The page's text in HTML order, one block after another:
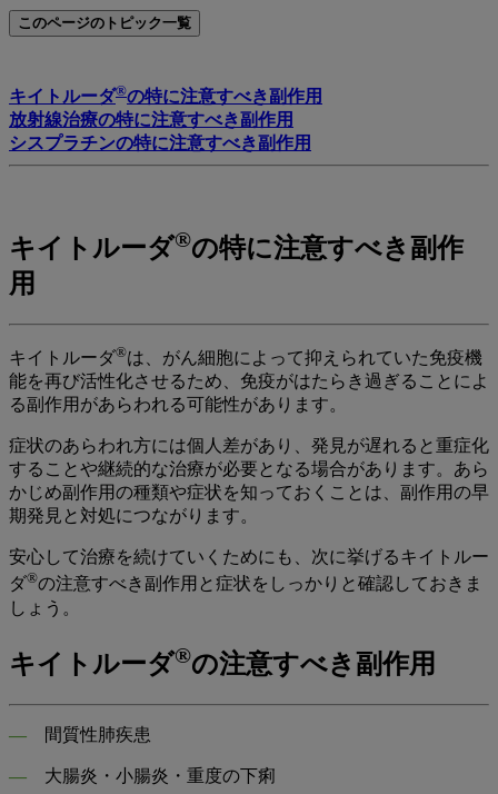
このページのトピック一覧
キイトルーダ®の特に注意すべき副作用
放射線治療の特に注意すべき副作用
シスプラチンの特に注意すべき副作用
キイトルーダ®の特に注意すべき副作
用
キイトルーダ®は、がん細胞によって抑えられていた免疫機
能を再び活性化させるため、免疫がはたらき過ぎることによ
る副作用があらわれる可能性があります。
症状のあらわれ方には個人差があり、発見が遅れると重症化
することや継続的な治療が必要となる場合があります。あら
かじめ副作用の種類や症状を知っておくことは、副作用の早
期発見と対処につながります。
安心して治療を続けていくためにも、次に挙げるキイトルー
ダ®の注意すべき副作用と症状をしっかりと確認しておきま
しょう。
キイトルーダ®の注意すべき副作用
― 間質性肺疾患
― 大腸炎・小腸炎・重度の下痢